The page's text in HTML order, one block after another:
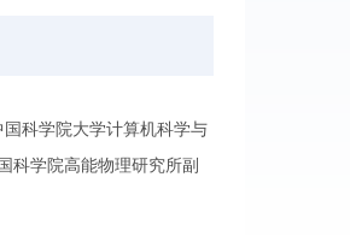
科学院大学计算机科学与
科学院高能物理研究所副